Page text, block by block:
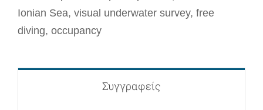
Ionian Sea, visual underwater survey, free
diving, occupancy
Συγγραφείς